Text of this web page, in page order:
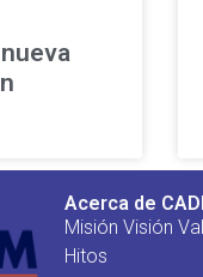
Acerca de
Misión Visión
Hitos